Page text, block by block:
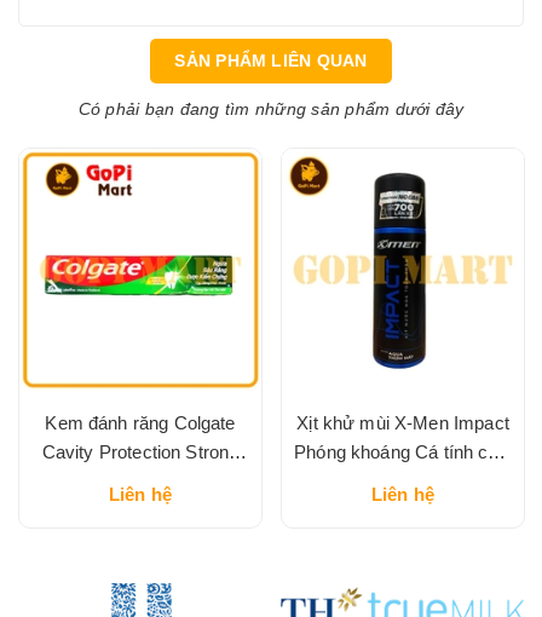
SẢN PHẨM LIÊN QUAN
Có phải bạn đang tìm những sản phẩm dưới đây
Kem đánh răng Colgate
Cavity Protection Strong
chắc khỏe 45g
Liên hệ
Xịt khử mùi X-Men Impact
Phóng khoáng Cá tính chai
Liên hệ